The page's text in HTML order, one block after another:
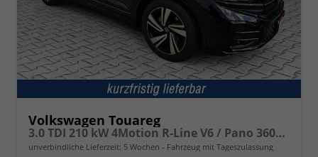
Volkswagen Touareg
3.0 TDI 210 kW 4Motion R-Line V6 / Pano 360Grad
unverbindliche Lieferzeit: 5 Wochen Fahrzeug mit Tageszulassung